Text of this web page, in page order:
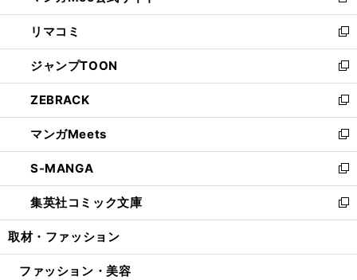
ウ
で
開
く
ン
ド
ウ
で
開
く
ウ
ィ
ン
ド
ウ
で
開
く
し
い
ウ
ィ
ン
ド
ウ
で
開
く
リマコミ
新
し
い
ウ
ィ
ン
ド
ウ
で
開
く
ジャンプTOON
新
し
い
ウ
ィ
ン
ド
ウ
で
開
ZEBRACK
新
し
い
ウ
ィ
ン
ド
ウ
開
マンガMeets
新
し
い
ウ
ィ
ン
ウ
S-MANGA
新
し
い
ウ
ン
集英社コミック文庫
新
し
ウ
取材・ファッション
ファッション・美容